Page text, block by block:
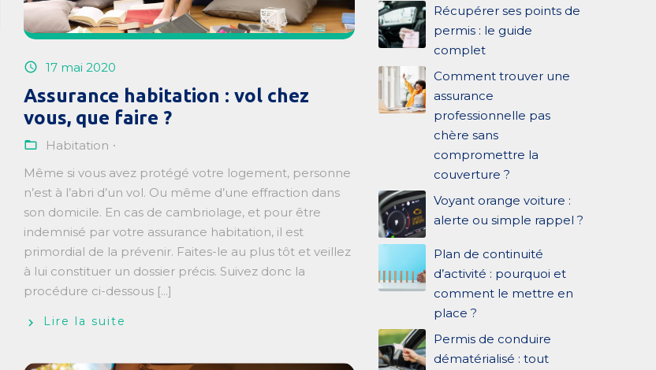
17 mai 2020
Assurance habitation : vol chez
vous, que faire ?
Habitation
Même si vous avez protégé votre logement, personne
n’est à l’abri d’un vol. Ou même d’une effraction dans
son domicile. En cas de cambriolage, et pour être
indemnisé par votre assurance habitation, il est
primordial de la prévenir. Faites-le au plus tôt et veillez
à lui constituer un dossier précis. Suivez donc la
procédure ci-dessous [...]
Lire la suite
Récupérer ses points de
permis : le guide
complet
Comment trouver une
assurance
professionnelle pas
chère sans
compromettre la
couverture ?
Voyant orange voiture :
alerte ou simple rappel ?
Plan de continuité
d’activité : pourquoi et
comment le mettre en
place ?
Permis de conduire
dématérialisé : tout